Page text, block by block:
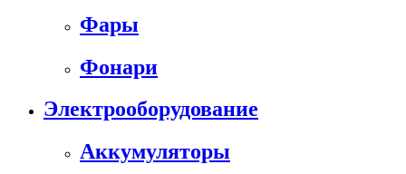
Фары
Фонари
Электрооборудование
Аккумуляторы